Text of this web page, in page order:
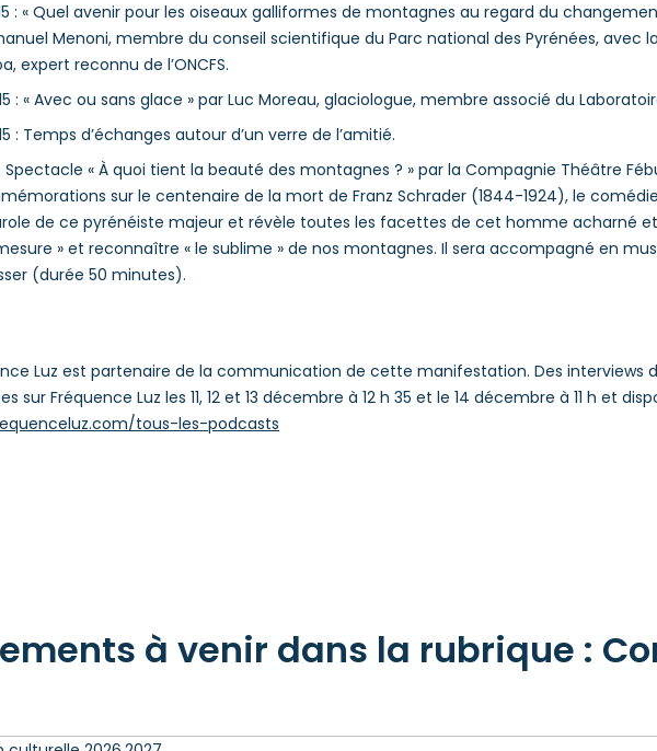
: « Quel avenir pour les oiseaux galliformes de montagnes au regard du
Menoni, membre du conseil scientifique du Parc national des Pyrénées, avec
expert reconnu de l’ONCFS.
: « Avec ou sans glace » par Luc Moreau, glaciologue, membre associé du
: Temps d’échanges autour d’un verre de l’amitié.
Spectacle « À quoi tient la beauté des montagnes ? » par la Compagnie Théâtre
sur le centenaire de la mort de Franz Schrader (1844-1924), le
de ce pyrénéiste majeur et révèle toutes les facettes de cet homme acharné
» et reconnaître « le sublime » de nos montagnes. Il sera accompagné en
(durée 50 minutes).
Luz est partenaire de la communication de cette manifestation. Des interviews
sur Fréquence Luz les 11, 12 et 13 décembre à 12 h 35 et le 14 décembre à 11 h et
tous-les-podcasts
à venir dans la rubrique :